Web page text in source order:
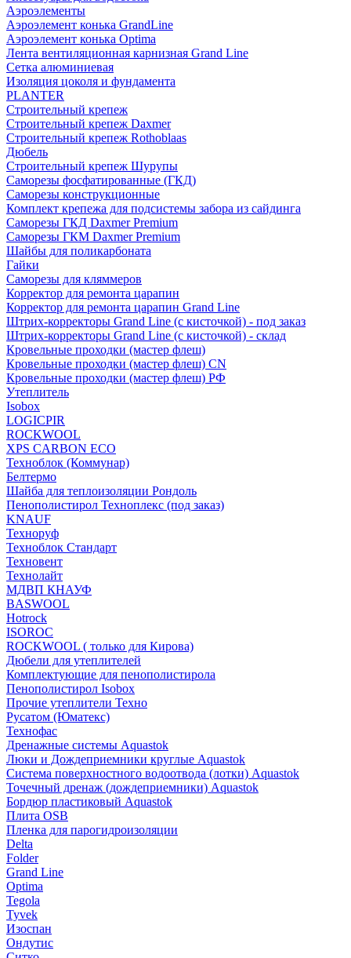
Аэроэлементы
Аэроэлемент конька GrandLine
Аэроэлемент конька Optima
Лента вентиляционная карнизная Grand Line
Сетка алюминиевая
Изоляция цоколя и фундамента
PLANTER
Строительный крепеж
Строительный крепеж Daxmer
Строительный крепеж Rothoblaas
Дюбель
Строительный крепеж Шурупы
Саморeзы фосфатированные (ГКД)
Саморезы конструкционные
Комплект крепежа для подсистемы забора из сайдинга
Саморезы ГКД Daxmer Premium
Саморезы ГКМ Daxmer Premium
Шайбы для поликарбоната
Гайки
Саморезы для кляммеров
Корректор для ремонта царапин
Корректор для ремонта царапин Grand Line
Штрих-корректоры Grand Line (с кисточкой) - под заказ
Штрих-корректоры Grand Line (с кисточкой) - склад
Кровельные проходки (мастер флеш)
Кровельные проходки (мастер флеш) CN
Кровельные проходки (мастер флеш) РФ
Утеплитель
Isobox
LOGICPIR
ROCKWOOL
XPS CARBON ECO
Техноблок (Коммунар)
Белтермо
Шайба для теплоизоляции Рондоль
Пенополистирол Техноплекс (под заказ)
KNАUF
Технoруф
Техноблок Стандарт
Техновент
Технолайт
МДВП КНАУФ
BASWOOL
Hotrock
ISOROC
ROCKWOOL ( только для Кирова)
Дюбели для утеплителей
Комплектующие для пенополистирола
Пенополистирол Isobox
Прочие утеплители Техно
Русатом (Юматекс)
Технофас
Дренажные системы Aquastok
Люки и Дождеприемники круглые Aquastok
Система поверхностного водоотвода (лотки) Aquastok
Точечный дренаж (дождеприемники) Aquastok
Бордюр пластиковый Aquastok
Плита OSB
Пленка для парогидроизоляции
Delta
Folder
Grand Line
Optima
Tegola
Tyvek
Изоспан
Ондутис